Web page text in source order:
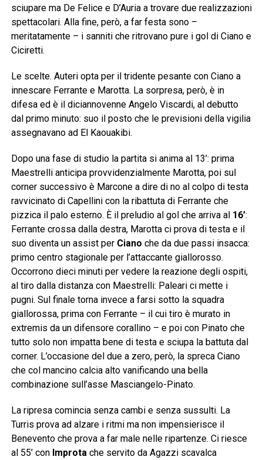
sciupare ma De Felice e D’Auria a trovare due realizzazioni
spettacolari. Alla fine, però, a far festa sono –
meritatamente – i sanniti che ritrovano pure i gol di Ciano e
Ciciretti.
Le scelte. Auteri opta per il tridente pesante con Ciano a
innescare Ferrante e Marotta. La sorpresa, però, è in
difesa ed è il diciannovenne Angelo Viscardi, al debutto
dal primo minuto: suo il posto che le previsioni della vigilia
assegnavano ad El Kaouakibi.
Dopo una fase di studio la partita si anima al 13’: prima
Maestrelli anticipa provvidenzialmente Marotta, poi sul
corner successivo è Marcone a dire di no al colpo di testa
ravvicinato di Capellini con la ribattuta di Ferrante che
pizzica il palo esterno. È il preludio al gol che arriva al 16’:
Ferrante crossa dalla destra, Marotta ci prova di testa e il
suo diventa un assist per Ciano che da due passi insacca:
primo centro stagionale per l’attaccante giallorosso.
Occorrono dieci minuti per vedere la reazione degli ospiti,
al tiro dalla distanza con Maestrelli: Paleari ci mette i
pugni. Sul finale torna invece a farsi sotto la squadra
giallorossa, prima con Ferrante – il cui tiro è murato in
extremis da un difensore corallino – e poi con Pinato che
tutto solo non impatta bene di testa e sciupa la battuta dal
corner. L’occasione del due a zero, però, la spreca Ciano
che col mancino calcia alto vanificando una bella
combinazione sull’asse Masciangelo-Pinato.
La ripresa comincia senza cambi e senza sussulti. La
Turris prova ad alzare i ritmi ma non impensierisce il
Benevento che prova a far male nelle ripartenze. Ci riesce
al 55’ con Improtache servito da Agazzi scavalca